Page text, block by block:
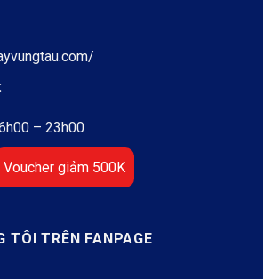
– 23h00
Voucher giảm 500K
TÔI TRÊN FANPAGE